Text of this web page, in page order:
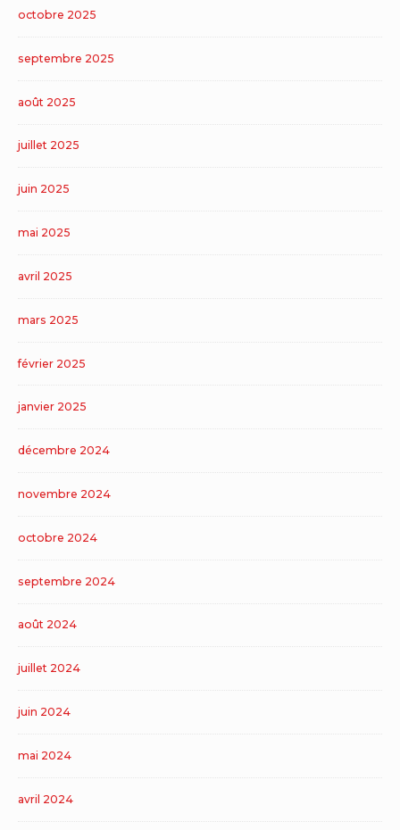
octobre 2025
septembre 2025
août 2025
juillet 2025
juin 2025
mai 2025
avril 2025
mars 2025
février 2025
janvier 2025
décembre 2024
novembre 2024
octobre 2024
septembre 2024
août 2024
juillet 2024
juin 2024
mai 2024
avril 2024